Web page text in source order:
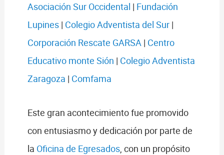
Asociación Sur Occidental | Fundación
Lupines| Colegio Adventista del Sur|
Corporación Rescate GARSA| Centro
Educativo monte Sión | Colegio Adventista
Zaragoza | Comfama
Este gran acontecimiento fue promovido
con entusiasmo y dedicación por parte de
la Oficina de Egresados, con un propósito